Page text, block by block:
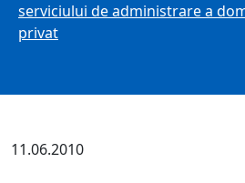
serviciului de administrare a
privat
11.06.2010